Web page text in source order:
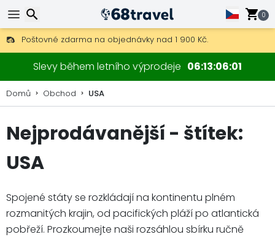
0
Poštovné zdarma na objednávky nad 1 900 Kč.
30 dní na vrácení, 90 dní na dřevěné mapy a dekorace.
Slevy během letního výprodeje 06130559
Domů Obchod USA
Nejprodávanější - štítek:
USA
Spojené státy se rozkládají na kontinentu plném
rozmanitých krajin, od pacifických pláží po atlantická
pobřeží. Prozkoumejte naši rozsáhlou sbírku ručně
Hledat
Hledat